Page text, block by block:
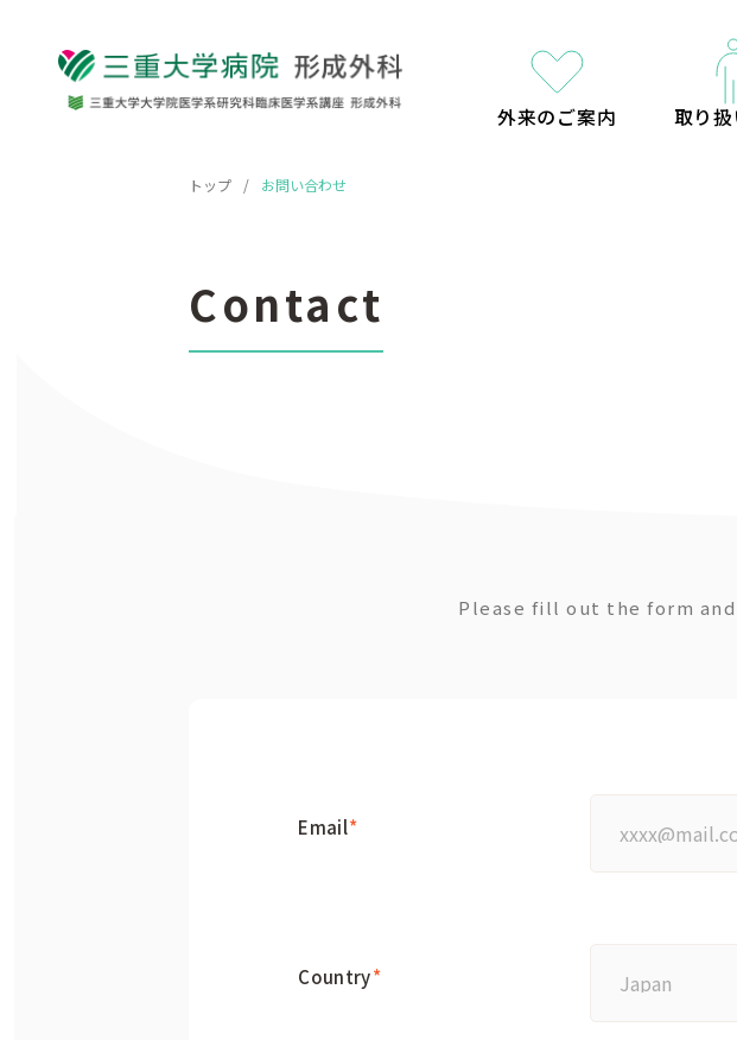
外来のご案内 取り
トップ お問い合わせ
Contact
Please fill out the form
Email*
Country*